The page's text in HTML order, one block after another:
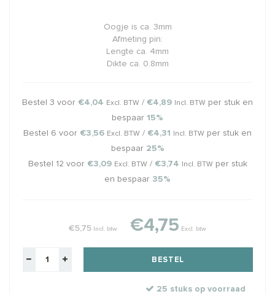
Oogje is ca. 3mm
Afmeting pin:
Lengte ca. 4mm
Dikte ca. 0.8mm
Bestel 3 voor €4,04 Excl. BTW / €4,89 Incl. BTW per stuk en
bespaar 15%
Bestel 6 voor €3,56 Excl. BTW / €4,31 Incl. BTW per stuk en
bespaar 25%
Bestel 12 voor €3,09 Excl. BTW / €3,74 Incl. BTW per stuk
en bespaar 35%
€5,75 Incl. btw €4,75 Excl. btw
BESTEL
25 stuks op voorraad